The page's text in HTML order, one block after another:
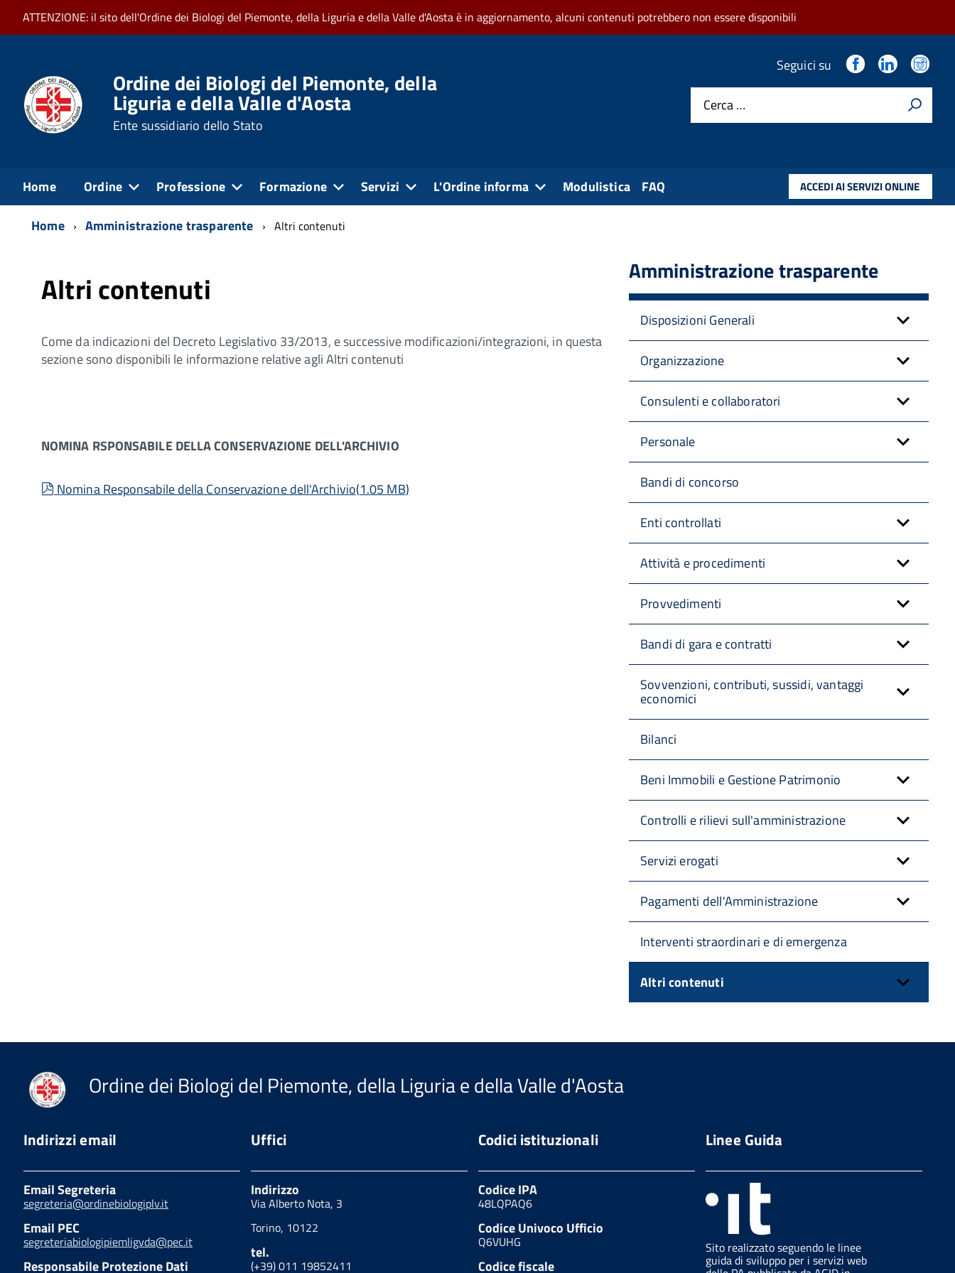
ATTENZIONE: il sito dell'Ordine dei Biologi del Piemonte, della Liguria e della Valle d'Aosta è in aggiornamento, alcuni contenuti potrebbero non essere disponibili
Ordine dei Biologi del Piemonte, della
Liguria e della Valle d'Aosta
Ente sussidiario dello Stato
Seguici su
Cerca …
Home Ordine Professione Formazione Servizi L'Ordine informa Modulistica ACCEDI AI SERVIZI ONLINE
FAQ
Home Amministrazione trasparente Altri contenuti
Altri contenuti
Come da indicazioni del Decreto Legislativo 33/2013, e successive modificazioni/integrazioni, in questa
sezione sono disponibili le informazione relative agli Altri contenuti
NOMINA RSPONSABILE DELLA CONSERVAZIONE DELL'ARCHIVIO
pdf
Nomina Responsabile della Conservazione dell'Archivio(1.05 MB)
Amministrazione trasparente
Disposizioni Generali
Organizzazione
Consulenti e collaboratori
Personale
Bandi di concorso
Enti controllati
Attività e procedimenti
Provvedimenti
Bandi di gara e contratti
Sovvenzioni, contributi, sussidi, vantaggi
economici
Bilanci
Beni Immobili e Gestione Patrimonio
Controlli e rilievi sull'amministrazione
Servizi erogati
Pagamenti dell'Amministrazione
Interventi straordinari e di emergenza
Altri contenuti
Ordine dei Biologi del Piemonte, della Liguria e della Valle d'Aosta
Indirizzi email
Email Segreteria
segreteria@ordinebiologiplv.it
Email PEC
segreteriabiologipiemligvda@pec.it
Responsabile Protezione Dati
Uffici
Indirizzo
Via Alberto Nota, 3
Torino, 10122
tel.
(+39) 011 19852411
Codici istituzionali
Codice IPA
48LQPAQ6
Codice Univoco Ufficio
Q6VUHG
Codice fiscale
Linee Guida
Sito realizzato seguendo le linee
guida di sviluppo per i servizi web